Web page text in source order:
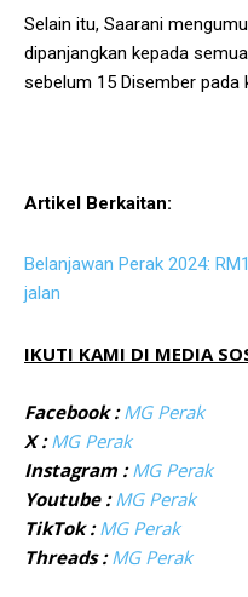
Selain itu, Saarani
dipanjangkan kepada
sebelum 15 Disember pada
Artikel Berkaitan:
Belanjawan Perak 2024:
jalan
IKUTI KAMI DI MEDIA
Facebook : MG Perak
X : MG Perak
Instagram : MG Perak
Youtube : MG Perak
TikTok : MG Perak
Threads : MG Perak